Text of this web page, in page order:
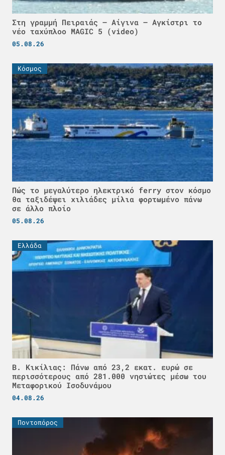
Στη γραμμή Πειραιάς – Αίγινα – Αγκίστρι το
νέο ταχύπλοο MAGIC 5 (video)
05.08.26
Κόσμος
Πώς το μεγαλύτερο ηλεκτρικό ferry στον κόσμο
θα ταξιδέψει χιλιάδες μίλια φορτωμένο πάνω
σε άλλο πλοίο
05.08.26
Ελλάδα
Β. Κικίλιας: Πάνω από 23,2 εκατ. ευρώ σε
περισσότερους από 281.000 νησιώτες μέσω του
Μεταφορικού Ισοδυνάμου
04.08.26
Ποντοπόρος